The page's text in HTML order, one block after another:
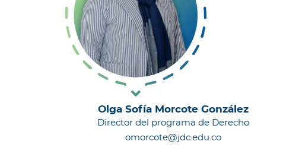
Olga Sofía Morcote González
Director del programa de Derecho
omorcote@jdc.edu.co